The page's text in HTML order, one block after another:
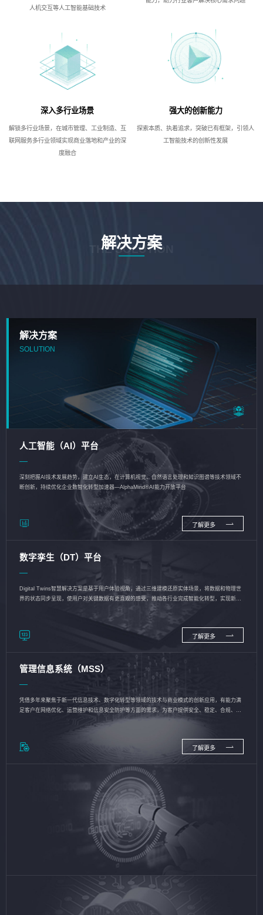
人机交互等人工智能基础技术
深入多行业场景
解锁多行业场景，在城市管理、工业制造、互
联网服务多行业领域实现商业落地和产业的深
度融合
强大的创新能力
探索本质、执着追求，突破已有框架，引领人
工智能技术的创新性发展
解决方案
THE SOLUTION
解决方案
SOLUTION
人工智能（AI）平台
深刻把握AI技术发展趋势，建立AI生态，在计算机视觉、自然语言处理和知识图谱等技术领域不
断创新，持续优化企业数智化转型加速器—AlphaMind®AI能力开放平台
了解更多
数字孪生（DT）平台
Digital Twins智慧解决方案是基于用户体验视角，通过三维建模还原实体场景，将数据和物理世
界的状态同步呈现，使用户对关键数据有更直观的感受，推动各行业完成智能化转型，实现新旧
了解更多
管理信息系统（MSS）
凭借多年来聚焦于新一代信息技术、数字化转型等领域的技术与商业模式的创新应用，有能力满
足客户在网络优化、运营维护和信息安全防护等方面的需求，为客户提供安全、稳定、合规、持
了解更多